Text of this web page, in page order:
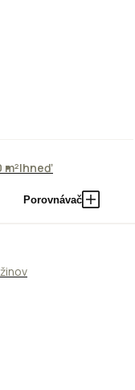
Ihneď
Porovnávač